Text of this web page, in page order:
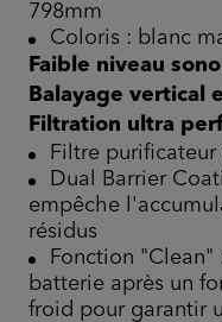
798mm
Coloris : blanc
Faible niveau
Balayage vertical
Filtration ultra
Filtre
Dual Barrier
empêche
résidus
Fonction "Clean"
batterie après un
froid pour garantir